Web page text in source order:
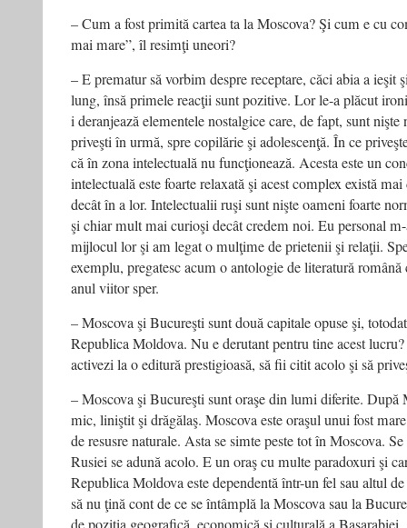
– Cum a fost primită cartea ta la Moscova? Şi cum e cu
mai mare”, îl resimţi uneori?
– E prematur să vorbim despre receptare, căci abia a ieşit
lung, însă primele reacţii sunt pozitive. Lor le-a plăcut
i deranjează elementele nostalgice care, de fapt, sunt
priveşti în urmă, spre copilărie şi adolescenţă. În ce
că în zona intelectuală nu funcţionează. Acesta este un
intelectuală este foarte relaxată şi acest complex există
decât în a lor. Intelectualii ruşi sunt nişte oameni foarte
şi chiar mult mai curioşi decât credem noi. Eu personal
mijlocul lor şi am legat o mulţime de prietenii şi relaţii.
exemplu, pregatesc acum o antologie de literatură română
anul viitor sper.
– Moscova şi Bucureşti sunt două capitale opuse şi,
Republica Moldova. Nu e derutant pentru tine acest
activezi la o editură prestigioasă, să fii citit acolo şi să
– Moscova şi Bucureşti sunt oraşe din lumi diferite. După
mic, liniştit şi drăgălaş. Moscova este oraşul unui fost
de resusre naturale. Asta se simte peste tot în Moscova.
Rusiei se adună acolo. E un oraş cu multe paradoxuri şi
Republica Moldova este dependentă într-un fel sau altul
să nu ţină cont de ce se întâmplă la Moscova sau la